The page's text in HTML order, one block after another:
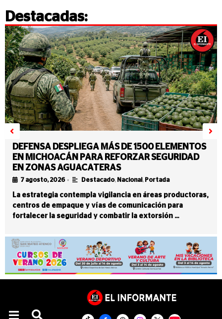
Destacadas:
DEFENSA DESPLIEGA MÁS DE 1500 ELEMENTOS
EN MICHOACÁN PARA REFORZAR SEGURIDAD
EN ZONAS AGUACATERAS
7 agosto, 2026 • Destacado, Nacional , Portada
La estrategia contempla vigilancia en áreas productoras,
centros de empaque y vías de comunicación para
fortalecer la seguridad y combatir la extorsión …